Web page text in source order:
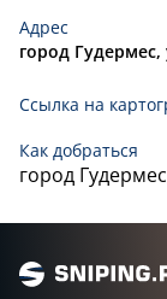
Адрес
город
Ссылка на
Как добраться
город